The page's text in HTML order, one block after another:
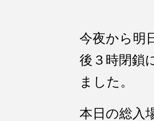
今夜から明
後３時閉鎖
ました。
本日の総